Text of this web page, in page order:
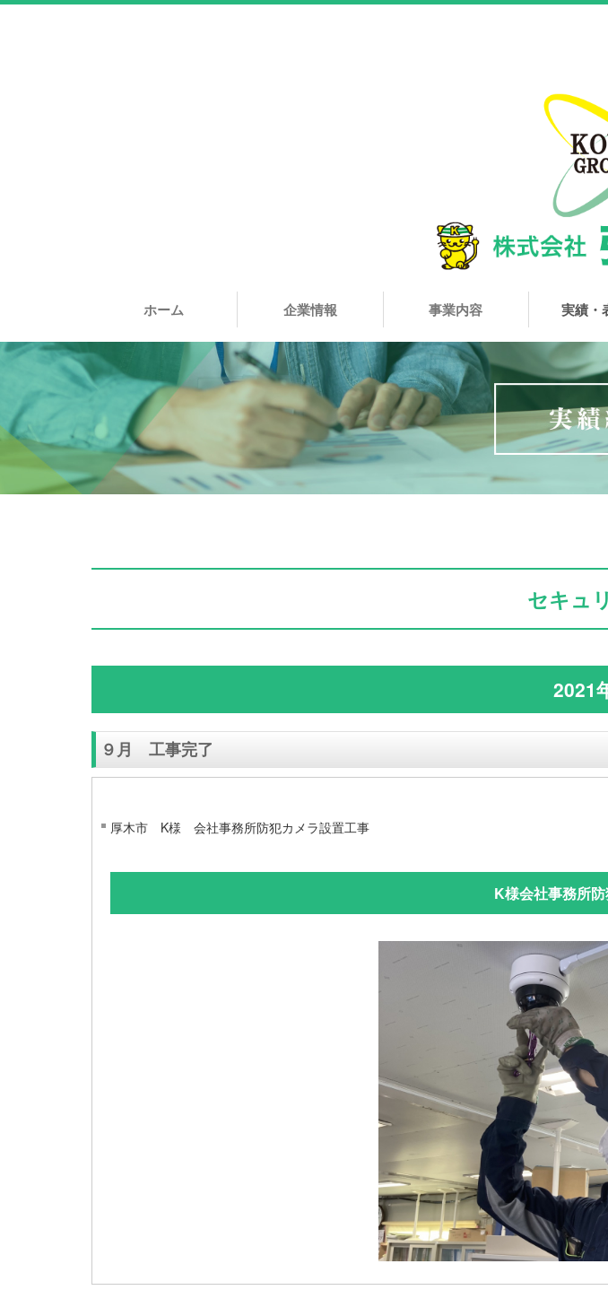
ホーム 企業情報 事業内容 実績・
セキュ
2021
９月 工事完了
厚木市 K様 会社事務所防犯カメラ設置工事
K様会社事務所